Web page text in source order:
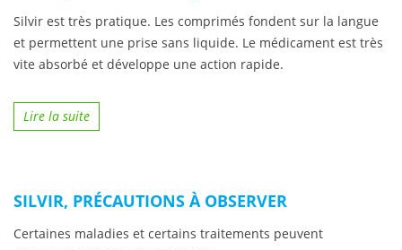
Silvir est très pratique. Les comprimés fondent sur la langue
et permettent une prise sans liquide. Le médicament est très
vite absorbé et développe une action rapide.
Lire la suite
SILVIR, PRÉCAUTIONS À OBSERVER
Certaines maladies et certains traitements peuvent